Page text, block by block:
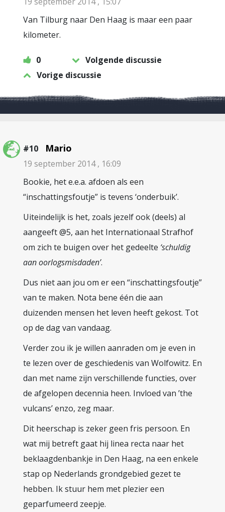
Van Tilburg naar Den Haag is maar een paar
kilometer.
0
Volgende discussie
Vorige discussie
#10 Mario
19 september 2014 , 16:09
Bookie, het e.e.a. afdoen als een
“inschattingsfoutje” is tevens ‘onderbuik’.
Uiteindelijk is het, zoals jezelf ook (deels) al
aangeeft @5, aan het Internationaal Strafhof
om zich te buigen over het gedeelte ‘schuldig
aan oorlogsmisdaden’.
Dus niet aan jou om er een “inschattingsfoutje”
van te maken. Nota bene één die aan
duizenden mensen het leven heeft gekost. Tot
op de dag van vandaag.
Verder zou ik je willen aanraden om je even in
te lezen over de geschiedenis van Wolfowitz. En
dan met name zijn verschillende functies, over
de afgelopen decennia heen. Invloed van ’the
vulcans’ enzo, zeg maar.
Dit heerschap is zeker geen fris persoon. En
wat mij betreft gaat hij linea recta naar het
beklaagdenbankje in Den Haag, na een enkele
stap op Nederlands grondgebied gezet te
hebben. Ik stuur hem met plezier een
geparfumeerd zeepje.